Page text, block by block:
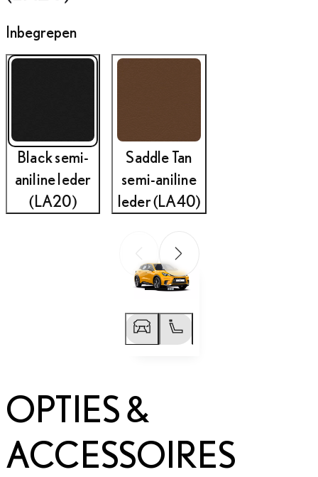
Inbegrepen
Black semi-
aniline leder
(LA20)
Saddle Tan
semi-aniline
leder (LA40)
Vorige slideVolgende slide
Vorige slide
OPTIES &
ACCESSOIRES